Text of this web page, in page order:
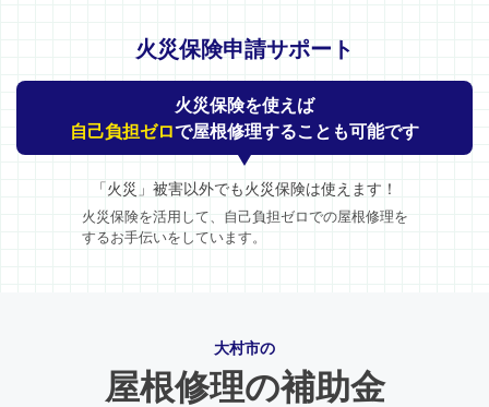
火災保険申請サポート
火災保険を使えば
自己負担ゼロで屋根修理することも可能です
「火災」被害以外でも火災保険は使えます！
火災保険を活用して、自己負担ゼロでの屋根修理を
するお手伝いをしています。
大村市の
屋根修理の補助金